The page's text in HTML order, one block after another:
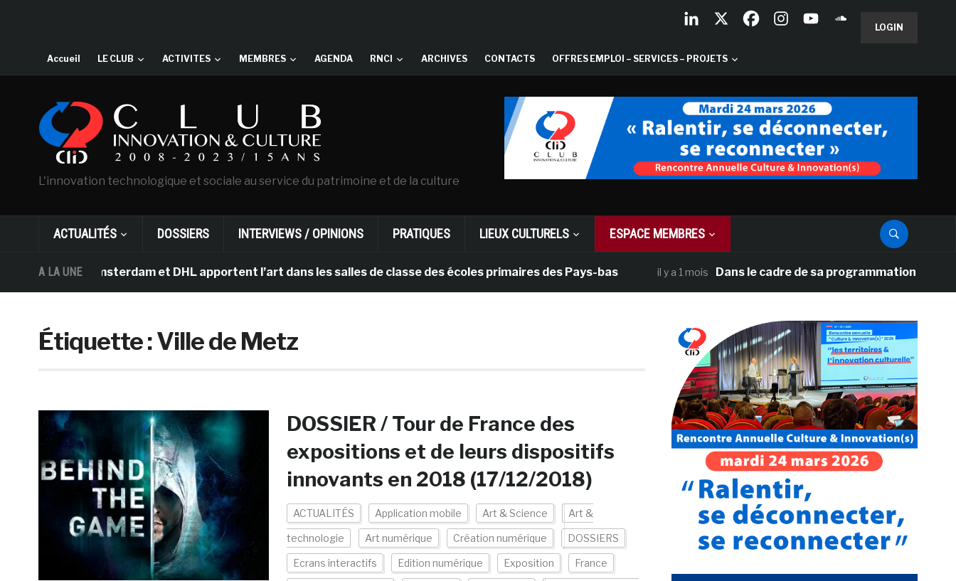
LOGIN
Accueil LE CLUB ACTIVITES MEMBRES AGENDA RNCI ARCHIVES CONTACTS OFFRES EMPLOI – SERVICES – PROJETS
L'innovation technologique et sociale au service du patrimoine et de la culture
ACTUALITÉS DOSSIERS INTERVIEWS / OPINIONS PRATIQUES LIEUX CULTURELS ESPACE MEMBRES
A LA UNE
Gogh d’Amsterdam et DHL apportent l’art dans les salles de classe des écoles primaires des Pays-bas il y a 1 mois Dans le cadre de sa programmation
Étiquette :Ville de Metz
DOSSIER / Tour de France des
expositions et de leurs dispositifs
innovants en 2018 (17/12/2018)
ACTUALITÉS Application mobile Art & Science Art &
technologie Art numérique Création numérique DOSSIERS
Ecrans interactifs Edition numérique Exposition France